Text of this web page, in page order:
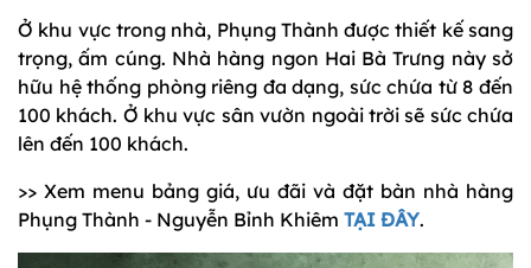
Ở khu vực trong nhà, Phụng Thành được thiết kế sang
trọng, ấm cúng. Nhà hàng ngon Hai Bà Trưng này sở
hữu hệ thống phòng riêng đa dạng, sức chứa từ 8 đến
100 khách. Ở khu vực sân vườn ngoài trời sẽ sức chứa
lên đến 100 khách.
>> Xem menu bảng giá, ưu đãi và đặt bàn nhà hàng
Phụng Thành - Nguyễn Bỉnh Khiêm TẠI ĐÂY.